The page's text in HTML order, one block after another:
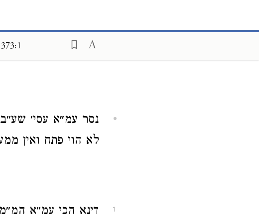
נסר עמ״א עסי׳
לא הוי פתח ואין
1
דינא הכי עמ״א המ״מ